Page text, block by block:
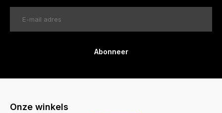
Abonneer
Onze winkels